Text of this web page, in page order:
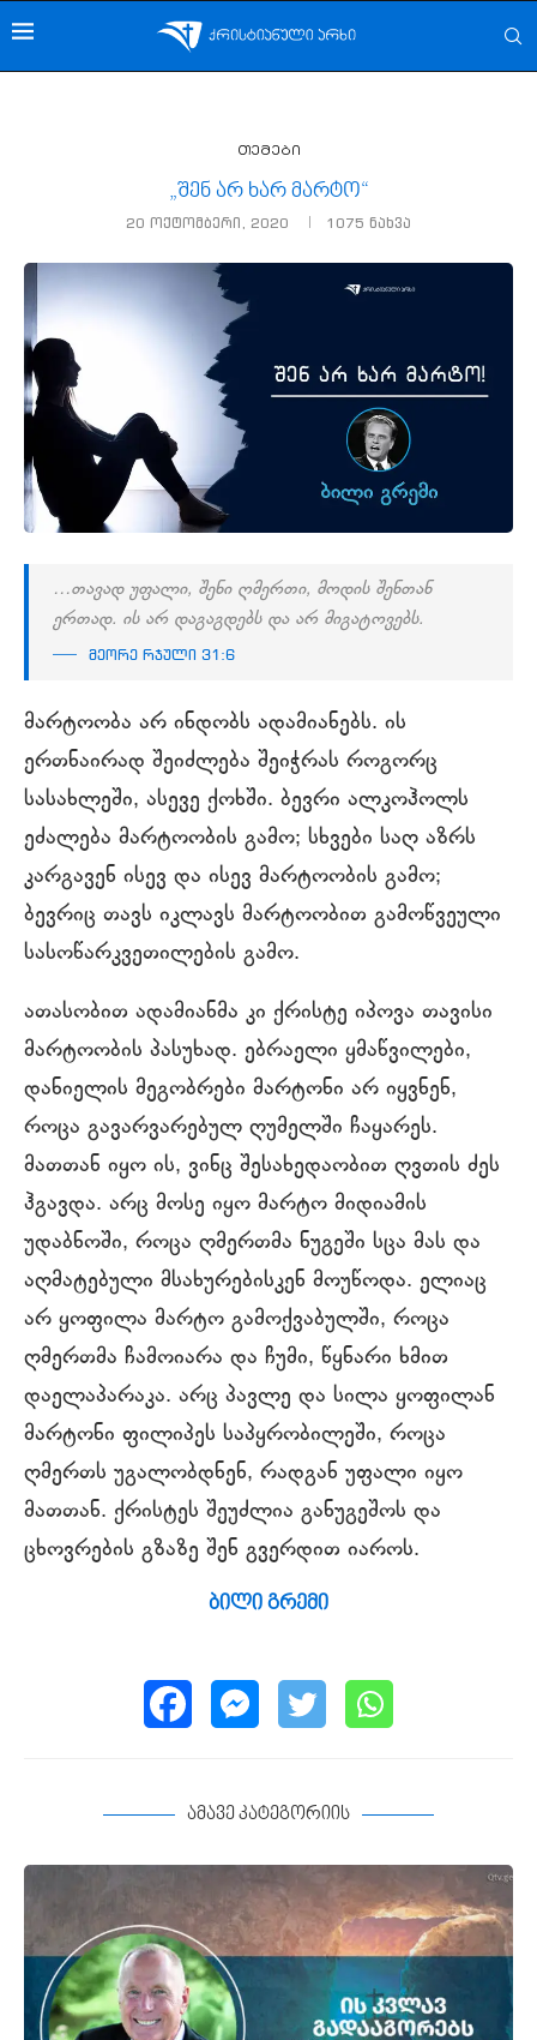
თემები
„შენ არ ხარ მარტო“
20 ოქტომბერი, 2020 1075 ნახვა
…თავად უფალი, შენი ღმერთი, მოდის შენთან
ერთად. ის არ დაგაგდებს და არ მიგატოვებს.
მეორე რჯული 31:6
მარტოობა არ ინდობს ადამიანებს. ის
ერთნაირად შეიძლება შეიჭრას როგორც
სასახლეში, ასევე ქოხში. ბევრი ალკოჰოლს
ეძალება მარტოობის გამო; სხვები საღ აზრს
კარგავენ ისევ და ისევ მარტოობის გამო;
ბევრიც თავს იკლავს მარტოობით გამოწვეული
სასოწარკვეთილების გამო.
ათასობით ადამიანმა კი ქრისტე იპოვა თავისი
მარტოობის პასუხად. ებრაელი ყმაწვილები,
დანიელის მეგობრები მარტონი არ იყვნენ,
როცა გავარვარებულ ღუმელში ჩაყარეს.
მათთან იყო ის, ვინც შესახედაობით ღვთის ძეს
ჰგავდა. არც მოსე იყო მარტო მიდიამის
უდაბნოში, როცა ღმერთმა ნუგეში სცა მას და
აღმატებული მსახურებისკენ მოუწოდა. ელიაც
არ ყოფილა მარტო გამოქვაბულში, როცა
ღმერთმა ჩამოიარა და ჩუმი, წყნარი ხმით
დაელაპარაკა. არც პავლე და სილა ყოფილან
მარტონი ფილიპეს საპყრობილეში, როცა
ღმერთს უგალობდნენ, რადგან უფალი იყო
მათთან. ქრისტეს შეუძლია განუგეშოს და
ცხოვრების გზაზე შენ გვერდით იაროს.
ბილი გრემი
ამავე კატეგორიის